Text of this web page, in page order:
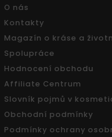
O nás
Kontakty
Magazín o kráse a
Spolupráce
Hodnocení obchodu
Affiliate Centrum
Slovník pojmů v
Obchodní podmínky
Podmínky ochrany